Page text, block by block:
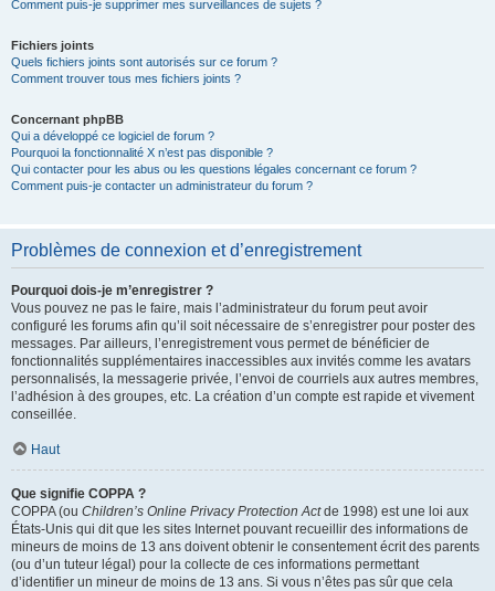
Comment puis-je supprimer mes surveillances de sujets ?
Fichiers joints
Quels fichiers joints sont autorisés sur ce forum ?
Comment trouver tous mes fichiers joints ?
Concernant phpBB
Qui a développé ce logiciel de forum ?
Pourquoi la fonctionnalité X n’est pas disponible ?
Qui contacter pour les abus ou les questions légales concernant ce forum ?
Comment puis-je contacter un administrateur du forum ?
Problèmes de connexion et d’enregistrement
Pourquoi dois-je m’enregistrer ?
Vous pouvez ne pas le faire, mais l’administrateur du forum peut avoir
configuré les forums afin qu’il soit nécessaire de s’enregistrer pour poster des
messages. Par ailleurs, l’enregistrement vous permet de bénéficier de
fonctionnalités supplémentaires inaccessibles aux invités comme les avatars
personnalisés, la messagerie privée, l’envoi de courriels aux autres membres,
l’adhésion à des groupes, etc. La création d’un compte est rapide et vivement
conseillée.
Haut
Que signifie COPPA ?
COPPA (ou Children’s Online Privacy Protection Actde 1998) est une loi aux
États-Unis qui dit que les sites Internet pouvant recueillir des informations de
mineurs de moins de 13 ans doivent obtenir le consentement écrit des parents
(ou d’un tuteur légal) pour la collecte de ces informations permettant
d’identifier un mineur de moins de 13 ans. Si vous n’êtes pas sûr que cela